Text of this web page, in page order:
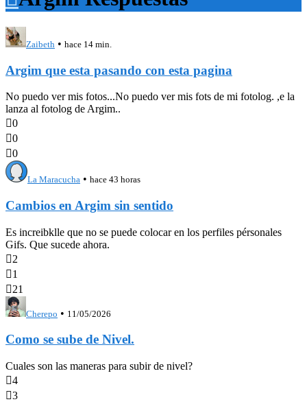
Zaibeth • hace 14 min.
Argim que esta pasando con esta pagina
No puedo ver mis fotos...No puedo ver mis fots de mi fotolog. ,e la
lanza al fotolog de Argim..
0
0
0
La Maracucha • hace 43 horas
Cambios en Argim sin sentido
Es increibklle que no se puede colocar en los perfiles pérsonales
Gifs. Que sucede ahora.
2
1
21
Cherepo • 11/05/2026
Como se sube de Nivel.
Cuales son las maneras para subir de nivel?
4
3